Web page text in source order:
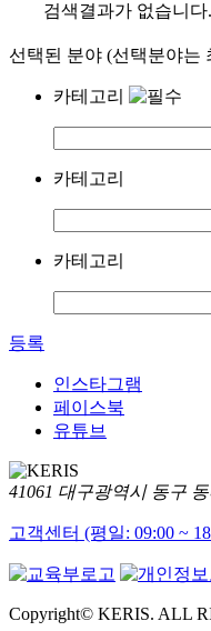
검색결과가 없습니다.
선택된 분야 (선택분야는
카테고리
카테고리
카테고리
등록
인스타그램
페이스북
유튜브
41061 대구광역시 동구
고객센터 (평일: 09:00 ~
Copyright© KERIS. ALL